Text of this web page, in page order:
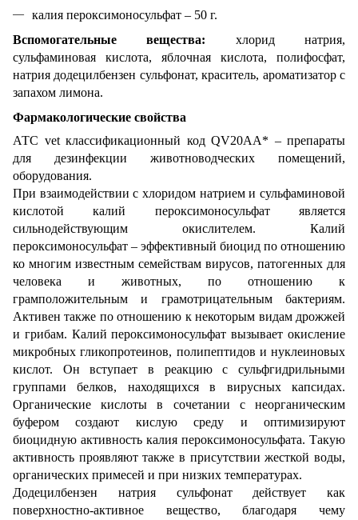
калия пероксимоносульфат – 50 г.
Вспомогательные вещества: хлорид натрия,
сульфаминовая кислота, яблочная кислота, полифосфат,
натрия додецилбензен сульфонат, краситель, ароматизатор с
запахом лимона.
Фармакологические свойства
АТС vet классификационный код QV20AA* – препараты
для дезинфекции животноводческих помещений,
оборудования.
При взаимодействии с хлоридом натрием и сульфаминовой
кислотой калий пероксимоносульфат является
сильнодействующим окислителем. Калий
пероксимоносульфат – эффективный биоцид по отношению
ко многим известным семействам вирусов, патогенных для
человека и животных, по отношению к
грамположительным и грамотрицательным бактериям.
Активен также по отношению к некоторым видам дрожжей
и грибам. Калий пероксимоносульфат вызывает окисление
микробных гликопротеинов, полипептидов и нуклеиновых
кислот. Он вступает в реакцию с сульфгидрильными
группами белков, находящихся в вирусных капсидах.
Органические кислоты в сочетании с неорганическим
буфером создают кислую среду и оптимизируют
биоцидную активность калия пероксимоносульфата. Такую
активность проявляют также в присутствии жесткой воды,
органических примесей и при низких температурах.
Додецилбензен натрия сульфонат действует как
поверхностно-активное вещество, благодаря чему